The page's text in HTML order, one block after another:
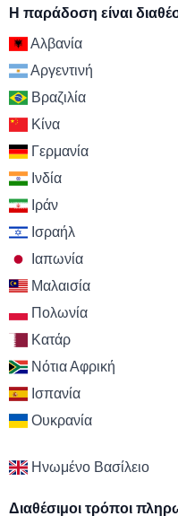
Η παράδοση είναι
Αλβανία
Αργεντινή
Βραζιλία
Κίνα
Γερμανία
Ινδία
Ιράν
Ισραήλ
Ιαπωνία
Μαλαισία
Πολωνία
Κατάρ
Νότια Αφρική
Ισπανία
Ουκρανία
Ηνωμένο Βασίλειο
Διαθέσιμοι τρόποι